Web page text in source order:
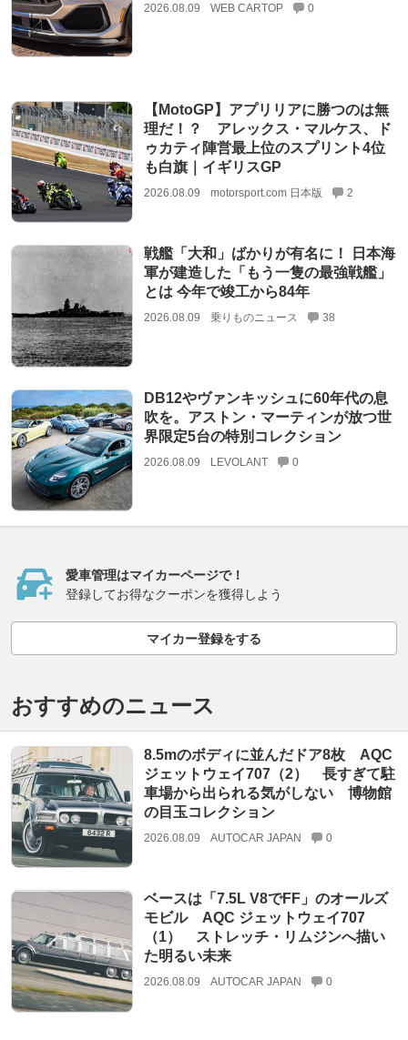
2026.08.09 WEB CARTOP 0
【MotoGP】アプリリアに勝つのは無
理だ！？ アレックス・マルケス、ド
ゥカティ陣営最上位のスプリント4位
も白旗｜イギリスGP
2026.08.09 motorsport.com 日本版 2
戦艦「大和」ばかりが有名に！ 日本海
軍が建造した「もう一隻の最強戦艦」
とは 今年で竣工から84年
2026.08.09 乗りものニュース 38
DB12やヴァンキッシュに60年代の息
吹を。アストン・マーティンが放つ世
界限定5台の特別コレクション
2026.08.09 LEVOLANT 0
愛車管理はマイカーページで！
登録してお得なクーポンを獲得しよう
マイカー登録をする
おすすめのニュース
8.5mのボディに並んだドア8枚 AQC
ジェットウェイ707（2） 長すぎて駐
車場から出られる気がしない 博物館
の目玉コレクション
2026.08.09 AUTOCAR JAPAN 0
ベースは「7.5L V8でFF」のオールズ
モビル AQC ジェットウェイ707
（1） ストレッチ・リムジンへ描い
た明るい未来
2026.08.09 AUTOCAR JAPAN 0